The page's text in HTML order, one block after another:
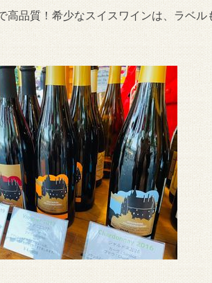
高品質！希少なスイスワインは、ラベ